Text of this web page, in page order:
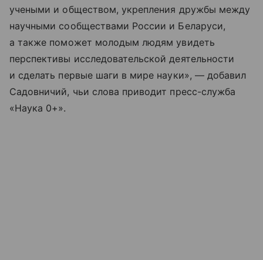
учеными и обществом, укрепления дружбы между
научными сообществами России и Беларуси,
а также поможет молодым людям увидеть
перспективы исследовательской деятельности
и сделать первые шаги в мире науки», — добавил
Садовничий, чьи слова приводит пресс-служба
«Наука 0+».